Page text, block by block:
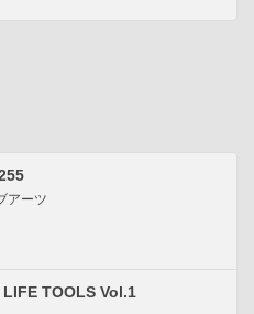
アーツ
LIFE TOOLS Vol.1